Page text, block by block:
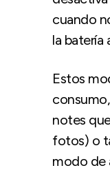
cuando
la batería
Estos
notes
fotos) o
modo de